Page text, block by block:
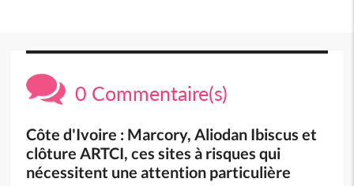
0 Commentaire(s)
Côte d'Ivoire : Marcory, Aliodan Ibiscus et
clôture ARTCI, ces sites à risques qui
nécessitent une attention particulière